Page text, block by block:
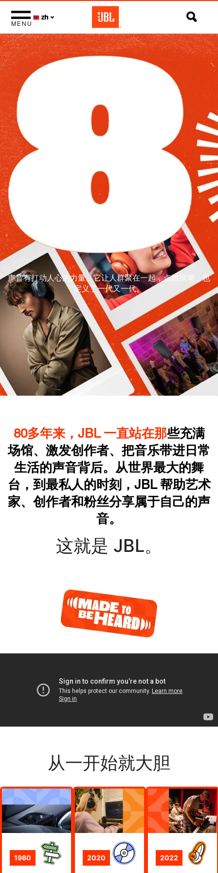
MENU
zh
声音有打动人心的力量。它让人群聚在一起，点燃浪潮，也
定义了一代又一代。
80多年来， JBL 一直站在那些充满
场馆、 激发创作者、把音乐带进日常
生活的声音背后。 从世界最大的舞
台 ， 到最私人的时刻 ， JBL 帮助艺术
家、 创作者和粉丝分享属于自己的声
音。
这就是 JBL。
从一开始就大胆
1980 2020 2022